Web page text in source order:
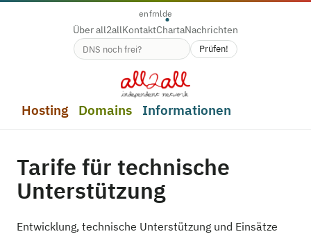
enfrnlde
Über all2allKontaktChartaNachrichten
Verfügbarkeit des Domainnamens
Prüfen!
Hosting Domains Informationen
Tarife für technische
Unterstützung
Entwicklung, technische Unterstützung und Einsätze